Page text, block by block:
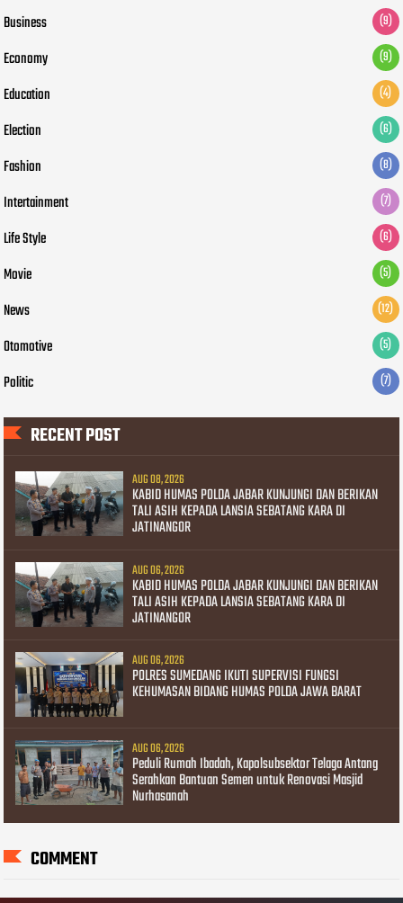
Business (9)
Economy (9)
Education (4)
Election (6)
Fashion (8)
Intertainment (7)
Life Style (6)
Movie (5)
News (12)
Otomotive (5)
Politic (7)
RECENT POST
AUG 08, 2026
KABID HUMAS POLDA JABAR KUNJUNGI DAN BERIKAN
TALI ASIH KEPADA LANSIA SEBATANG KARA DI
JATINANGOR
AUG 06, 2026
KABID HUMAS POLDA JABAR KUNJUNGI DAN BERIKAN
TALI ASIH KEPADA LANSIA SEBATANG KARA DI
JATINANGOR
AUG 06, 2026
POLRES SUMEDANG IKUTI SUPERVISI FUNGSI
KEHUMASAN BIDANG HUMAS POLDA JAWA BARAT
AUG 06, 2026
Peduli Rumah Ibadah, Kapolsubsektor Telaga Antang
Serahkan Bantuan Semen untuk Renovasi Masjid
Nurhasanah
COMMENT